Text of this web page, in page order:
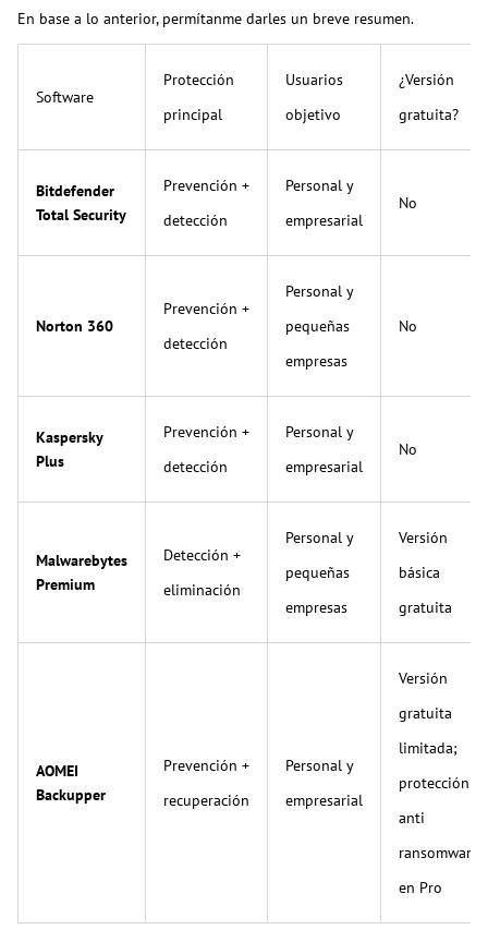
En base a lo anterior, permítanme darles un breve resumen.
Software
Protección
principal
Usuarios
objetivo
¿Versión
gratuita?
Bitdefender
Total Security
Prevención +
detección
Personal y
empresarial
No
Norton 360
Prevención +
detección
Personal y
pequeñas
empresas
No
Kaspersky
Plus
Prevención +
detección
Personal y
empresarial
No
Malwarebytes
Premium
Detección +
eliminación
Personal y
pequeñas
empresas
Versión
básica
gratuita
AOMEI
Backupper
Prevención +
recuperación
Personal y
empresarial
Versión
gratuita
limitada;
protección
anti
ransomware
en Pro